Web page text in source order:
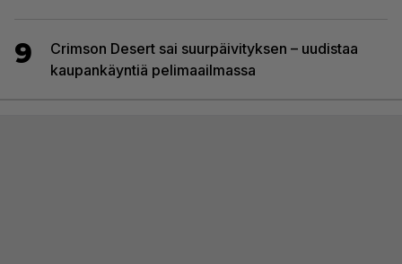
9
Crimson Desert sai suurpäivityksen – uudistaa
kaupankäyntiä pelimaailmassa